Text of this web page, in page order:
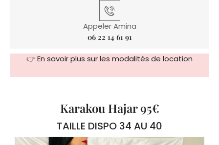
Appeler Amina
06 22 14 61 91
En savoir plus sur les modalités de location
TAILLE DISPO 34 AU 40